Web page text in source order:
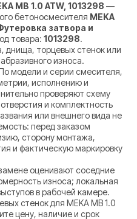
MB 1.0 ATW, 1013298 —
бетоносмесителя MEKA
затвора и
товара: 1013298.
днища, торцевых стенок или
износа.
модели и серии смесителя,
исполнению и
проверяют схему
и комплектность
или внешнего вида не
перед заказом
сторону монтажа,
и фактическую маркировку
оценивают соседние
износа; локальная
в рабочей камере.
стенок для MEKA MB 1.0
цену, наличие и срок